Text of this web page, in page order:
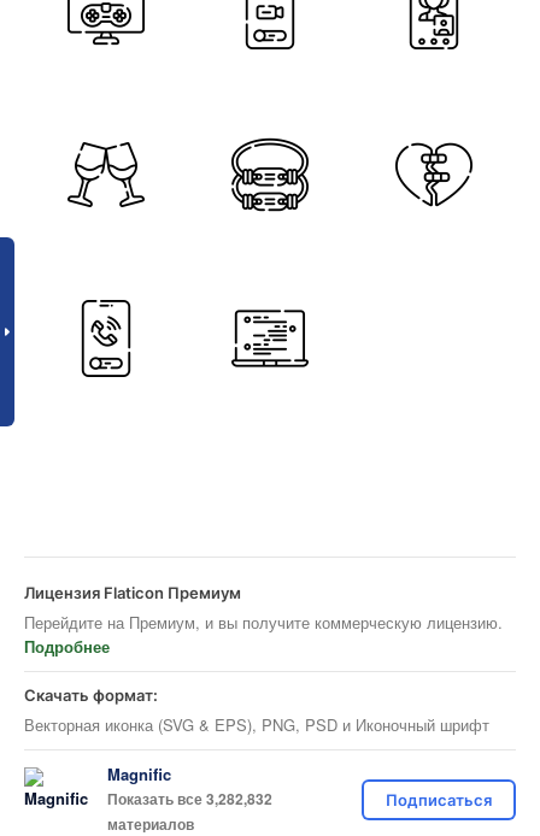
Лицензия Flaticon Премиум
Перейдите на Премиум, и вы получите коммерческую лицензию.
Подробнее
Скачать формат:
Векторная иконка (SVG & EPS), PNG, PSD и Иконочный шрифт
Magnific
Показать все 3,282,832
материалов
Подписаться